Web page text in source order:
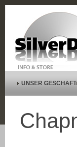
UNSER GESCHÄFT